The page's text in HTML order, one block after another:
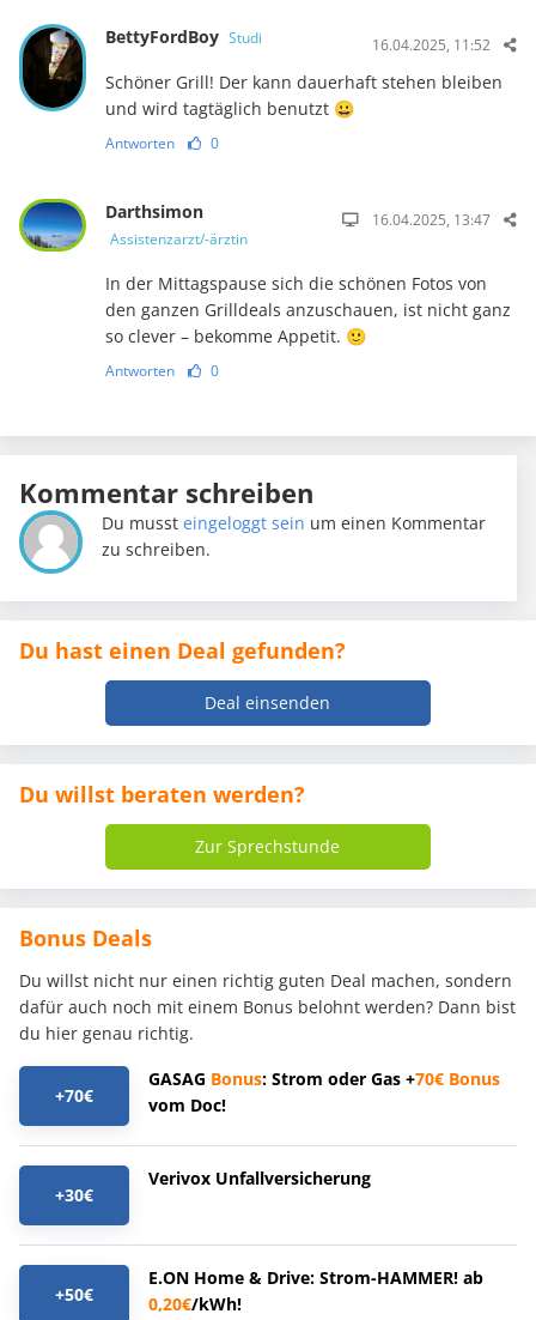
BettyFordBoy Studi 16.04.2025, 11:52
Schöner Grill! Der kann dauerhaft stehen bleiben
und wird tagtäglich benutzt 😀
Antworten 0
Darthsimon
Assistenzarzt/-ärztin
16.04.2025, 13:47
In der Mittagspause sich die schönen Fotos von
den ganzen Grilldeals anzuschauen, ist nicht ganz
so clever – bekomme Appetit. 🙂
Antworten 0
Kommentar schreiben
Du mussteingeloggt sein um einen Kommentar
zu schreiben.
Du hast einen Deal gefunden?
Deal einsenden
Du willst beraten werden?
Zur Sprechstunde
Bonus Deals
Du willst nicht nur einen richtig guten Deal machen, sondern
dafür auch noch mit einem Bonus belohnt werden? Dann bist
du hier genau richtig.
+70€
GASAG Bonus: Strom oder Gas +70€ Bonus
vom Doc!
+30€
Verivox Unfallversicherung
+50€
E.ON Home & Drive: Strom-HAMMER! ab
0,20€/kWh!